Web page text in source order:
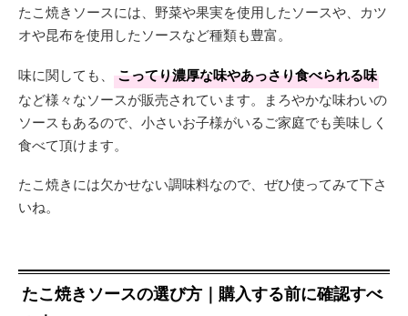
たこ焼きソースには、野菜や果実を使用したソースや、カツ
オや昆布を使用したソースなど種類も豊富。
味に関しても、 こってり濃厚な味やあっさり食べられる味
など様々なソースが販売されています。まろやかな味わいの
ソースもあるので、小さいお子様がいるご家庭でも美味しく
食べて頂けます。
たこ焼きには欠かせない調味料なので、ぜひ使ってみて下さ
いね。
たこ焼きソースの選び方｜購入する前に確認すべ